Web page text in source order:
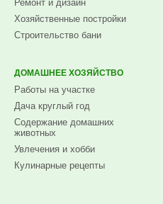
Ремонт и дизайн
Хозяйственные постройки
Строительство бани
ДОМАШНЕЕ ХОЗЯЙСТВО
Работы на участке
Дача круглый год
Содержание домашних
животных
Увлечения и хобби
Кулинарные рецепты